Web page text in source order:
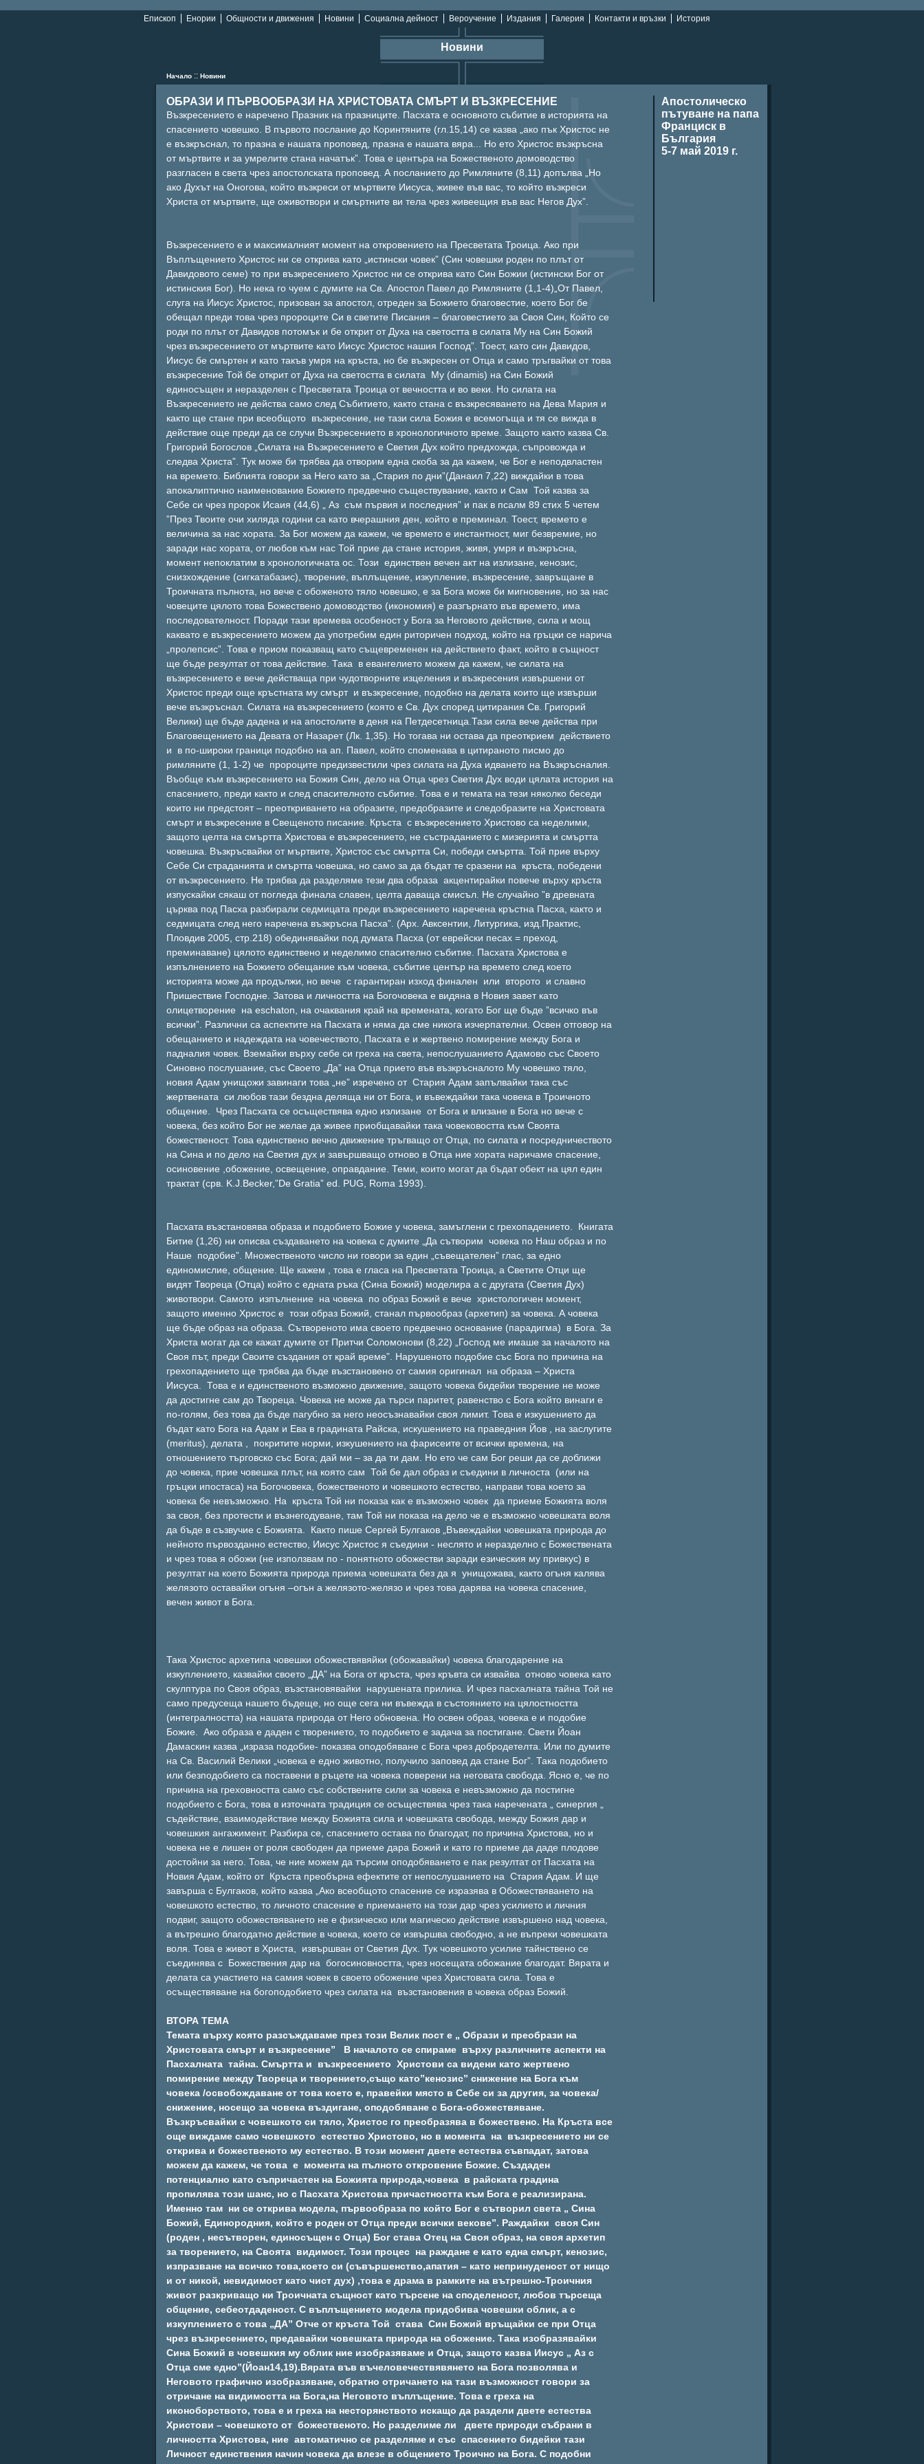
Епископ Енории Общности и движения Новини Социална дейност Вероучение Издания Галерия Контакти и връзки История
Новини
Начало :: Новини
Апостолическо
пътуване на папа
Франциск в
България
5-7 май 2019 г.
ОБРАЗИ И ПЪРВООБРАЗИ НА ХРИСТОВАТА СМЪРТ И ВЪЗКРЕСЕНИЕ
Възкресението е наречено Празник на празниците. Пасхата е основното събитие в историята на
спасението човешко. В първото послание до Коринтяните (гл.15,14) се казва „ако пък Христос не
е възкръснал, то празна е нашата проповед, празна е нашата вяра... Но ето Христос възкръсна
от мъртвите и за умрелите стана начатък”. Това е центъра на Божественото домоводство
разгласен в света чрез апостолската проповед. А посланието до Римляните (8,11) допълва „Но
ако Духът на Оногова, който възкреси от мъртвите Иисуса, живее във вас, то който възкреси
Христа от мъртвите, ще оживотвори и смъртните ви тела чрез живеещия във вас Негов Дух”.
Възкресението е и максималният момент на откровението на Пресветата Троица. Ако при
Въплъщението Христос ни се открива като „истински човек” (Син човешки роден по плът от
Давидовото семе) то при възкресението Христос ни се открива като Син Божии (истински Бог от
истинския Бог). Но нека го чуем с думите на Св. Апостол Павел до Римляните (1,1-4)„От Павел,
слуга на Иисус Христос, призован за апостол, отреден за Божието благовестие, което Бог бе
обещал преди това чрез пророците Си в светите Писания – благовестието за Своя Син, Който се
роди по плът от Давидов потомък и бе открит от Духа на светостта в силата Му на Син Божий
чрез възкресението от мъртвите като Иисус Христос нашия Господ”. Тоест, като син Давидов,
Иисус бе смъртен и като такъв умря на кръста, но бе възкресен от Отца и само тръгвайки от това
възкресение Той бе открит от Духа на светостта в силата Му (dinamis) на Син Божий
единосъщен и неразделен с Пресветата Троица от вечността и во веки. Но силата на
Възкресението не действа само след Събитието, както стана с възкресяването на Дева Мария и
както ще стане при всеобщото възкресение, не тази сила Божия е всемогъща и тя се вижда в
действие още преди да се случи Възкресението в хронологичното време. Защото както казва Св.
Григорий Богослов „Силата на Възкресението е Светия Дух който предхожда, съпровожда и
следва Христа”. Тук може би трябва да отворим една скоба за да кажем, че Бог е неподвластен
на времето. Библията говори за Него като за „Стария по дни”(Данаил 7,22) виждайки в това
апокалиптично наименование Божието предвечно съществувание, както и Сам Той казва за
Себе си чрез пророк Исаия (44,6) „ Аз съм първия и последния” и пак в псалм 89 стих 5 четем
”През Твоите очи хиляда години са като вчерашния ден, който е преминал. Тоест, времето е
величина за нас хората. За Бог можем да кажем, че времето е инстантност, миг безвремие, но
заради нас хората, от любов към нас Той прие да стане история, живя, умря и възкръсна,
момент непоклатим в хронологичната ос. Този единствен вечен акт на излизане, кенозис,
снизхождение (сигкатабазис), творение, въплъщение, изкупление, възкресение, завръщане в
Троичната пълнота, но вече с обоженото тяло човешко, е за Бога може би мигновение, но за нас
човеците цялото това Божествено домоводство (икономия) е разгърнато във времето, има
последователност. Поради тази времева особеност у Бога за Неговото действие, сила и мощ
каквато е възкресението можем да употребим един риторичен подход, който на гръцки се нарича
„пролепсис”. Това е приом показващ като същевременен на действието факт, който в същност
ще бъде резултат от това действие. Така в евангелието можем да кажем, че силата на
възкресението е вече действаща при чудотворните изцеления и възкресения извършени от
Христос преди още кръстната му смърт и възкресение, подобно на делата които ще извърши
вече възкръснал. Силата на възкресението (която е Св. Дух според цитирания Св. Григорий
Велики) ще бъде дадена и на апостолите в деня на Петдесетница.Тази сила вече действа при
Благовещението на Девата от Назарет (Лк. 1,35). Но тогава ни остава да преоткрием действието
и в по-широки граници подобно на ап. Павел, който споменава в цитираното писмо до
римляните (1, 1-2) че пророците предизвестили чрез силата на Духа идването на Възкръсналия.
Въобще към възкресението на Божия Син, дело на Отца чрез Светия Дух води цялата история на
спасението, преди както и след спасителното събитие. Това е и темата на тези няколко беседи
които ни предстоят – преоткриването на образите, предобразите и следобразите на Христовата
смърт и възкресение в Свещеното писание. Кръста с възкресението Христово са неделими,
защото целта на смъртта Христова е възкресението, не състраданието с мизерията и смъртта
човешка. Възкръсвайки от мъртвите, Христос със смъртта Си, победи смъртта. Той прие върху
Себе Си страданията и смъртта човешка, но само за да бъдат те сразени на кръста, победени
от възкресението. Не трябва да разделяме тези два образа акцентирайки повече върху кръста
изпускайки сякаш от погледа финала славен, целта даваща смисъл. Не случайно ”в древната
църква под Пасха разбирали седмицата преди възкресението наречена кръстна Пасха, както и
седмицата след него наречена възкръсна Пасха”. (Арх. Авксентии, Литургика, изд.Практис,
Пловдив 2005, стр.218) обединявайки под думата Пасха (от еврейски песах = преход,
преминаване) цялото единствено и неделимо спасително събитие. Пасхата Христова е
изпълнението на Божието обещание към човека, събитие център на времето след което
историята може да продължи, но вече с гарантиран изход финален или второто и славно
Пришествие Господне. Затова и личността на Богочовека е видяна в Новия завет като
олицетворение на eschaton, на очаквания край на времената, когато Бог ще бъде ”всичко във
всички”. Различни са аспектите на Пасхата и няма да сме никога изчерпателни. Освен отговор на
обещанието и надеждата на човечеството, Пасхата е и жертвено помирение между Бога и
падналия човек. Вземайки върху себе си греха на света, непослушанието Адамово със Своето
Синовно послушание, със Своето „Да” на Отца прието във възкръсналото Му човешко тяло,
новия Адам унищожи завинаги това „не” изречено от Стария Адам запълвайки така със
жертвената си любов тази бездна деляща ни от Бога, и въвеждайки така човека в Троичното
общение. Чрез Пасхата се осъществява едно излизане от Бога и влизане в Бога но вече с
човека, без който Бог не желае да живее приобщавайки така човековостта към Своята
божественост. Това единствено вечно движение тръгващо от Отца, по силата и посредничеството
на Сина и по дело на Светия дух и завършващо отново в Отца ние хората наричаме спасение,
осиновение ,обожение, освещение, оправдание. Теми, които могат да бъдат обект на цял един
трактат (срв. K.J.Becker,”De Gratia” ed. PUG, Roma 1993).
Пасхата възстановява образа и подобието Божие у човека, замъглени с грехопадението. Книгата
Битие (1,26) ни описва създаването на човека с думите „Да сътворим човека по Наш образ и по
Наше подобие”. Множественото число ни говори за един „съвещателен” глас, за едно
единомислие, общение. Ще кажем , това е гласа на Пресветата Троица, а Светите Отци ще
видят Твореца (Отца) който с едната ръка (Сина Божий) моделира а с другата (Светия Дух)
животвори. Самото изпълнение на човека по образ Божий е вече христологичен момент,
защото именно Христос е този образ Божий, станал първообраз (архетип) за човека. А човека
ще бъде образ на образа. Сътвореното има своето предвечно основание (парадигма) в Бога. За
Христа могат да се кажат думите от Притчи Соломонови (8,22) „Господ ме имаше за началото на
Своя път, преди Своите създания от край време”. Нарушеното подобие със Бога по причина на
грехопадението ще трябва да бъде възстановено от самия оригинал на образа – Христа
Иисуса. Това е и единственото възможно движение, защото човека бидейки творение не може
да достигне сам до Твореца. Човека не може да търси паритет, равенство с Бога който винаги е
по-голям, без това да бъде пагубно за него неосъзнавайки своя лимит. Това е изкушението да
бъдат като Бога на Адам и Ева в градината Райска, искушението на праведния Йов , на заслугите
(meritus), делата , покритите норми, изкушението на фарисеите от всички времена, на
отношението търговско със Бога; дай ми – за да ти дам. Но ето че сам Бог реши да се доближи
до човека, прие човешка плът, на която сам Той бе дал образ и съедини в личноста (или на
гръцки ипостаса) на Богочовека, божественото и човешкото естество, направи това което за
човека бе невъзможно. На кръста Той ни показа как е възможно човек да приеме Божията воля
за своя, без протести и възнегодуване, там Той ни показа на дело че е възможно човешката воля
да бъде в съзвучие с Божията. Както пише Сергей Булгаков „Въвеждайки човешката природа до
нейното първозданно естество, Иисус Христос я съедини - неслято и неразделно с Божествената
и чрез това я обожи (не използвам по - понятното обожестви заради езическия му привкус) в
резултат на което Божията природа приема човешката без да я унищожава, както огъня калява
желязото оставайки огъня –огън а желязото-желязо и чрез това дарява на човека спасение,
вечен живот в Бога.
Така Христос архетипа човешки обожествявяйки (обожавайки) човека благодарение на
изкуплението, казвайки своето „ДА” на Бога от кръста, чрез кръвта си извайва отново човека като
скулптура по Своя образ, възстановявайки нарушената прилика. И чрез пасхалната тайна Той не
само предусеща нашето бъдеще, но още сега ни въвежда в състоянието на цялостността
(интегралността) на нашата природа от Него обновена. Но освен образ, човека е и подобие
Божие. Ако образа е даден с творението, то подобието е задача за постигане. Свети Йоан
Дамаскин казва „израза подобие- показва оподобяване с Бога чрез добродетелта. Или по думите
на Св. Василий Велики „човека е едно животно, получило заповед да стане Бог”. Така подобието
или безподобието са поставени в ръцете на човека поверени на неговата свобода. Ясно е, че по
причина на греховността само със собствените сили за човека е невъзможно да постигне
подобието с Бога, това в източната традиция се осъществява чрез така наречената „ синергия „
съдействие, взаимодействие между Божията сила и човешката свобода, между Божия дар и
човешкия ангажимент. Разбира се, спасението остава по благодат, по причина Христова, но и
човека не е лишен от роля свободен да приеме дара Божий и като го приеме да даде плодове
достойни за него. Това, че ние можем да търсим оподобяването е пак резултат от Пасхата на
Новия Адам, който от Кръста преобърна ефектите от непослушанието на Стария Адам. И ще
завърша с Булгаков, който казва „Ако всеобщото спасение се изразява в Обожествяването на
човешкото естество, то личното спасение е приемането на този дар чрез усилието и личния
подвиг, защото обожествяването не е физическо или магическо действие извършено над човека,
а вътрешно благодатно действие в човека, което се извършва свободно, а не въпреки човешката
воля. Това е живот в Христа, извършван от Светия Дух. Тук човешкото усилие тайнствено се
съединява с Божествения дар на богосиновността, чрез носещата обожание благодат. Вярата и
делата са участието на самия човек в своето обожение чрез Христовата сила. Това е
осъществяване на богоподобието чрез силата на възстановения в човека образ Божий.
ВТОРА ТЕМА
Темата върху която разсъждаваме през този Велик пост е „ Образи и преобрази на Христовата смърт и възкресение” В началото се спираме върху различните аспекти на Пасхалната тайна. Смъртта и възкресението Христови са видени като жертвено помирение между Твореца и творението,също като”кенозис” снижение на Бога към човека /освобождаване от това което е, правейки място в Себе си за другия, за човека/ снижение, носещо за човека въздигане, оподобяване с Бога-обожествяване. Възкръсвайки с човешкото си тяло, Христос го преобразява в божествено. На Кръста все още виждаме само човешкото естество Христово, но в момента на възкресението ни се открива и божественото му естество. В този момент двете естества съвпадат, затова можем да кажем, че това е момента на пълното откровение Божие. Създаден потенциално като съпричастен на Божията природа,човека в райската градина пропилява този шанс, но с Пасхата Христова причастността към Бога е реализирана. Именно там ни се открива модела, първообраза по който Бог е сътворил света „ Сина Божий, Единородния, който е роден от Отца преди всички векове”. Раждайки своя Син (роден , несътворен, единосъщен с Отца) Бог става Отец на Своя образ, на своя архетип за творението, на Своята видимост. Този процес на раждане е като една смърт, кенозис, изпразване на всичко това,което си (съвършенство,апатия – като непринуденост от нищо и от никой, невидимост като чист дух) ,това е драма в рамките на вътрешно-Троичния живот разкриващо ни Троичната същност като търсене на споделеност, любов търсеща общение, себеотдаденост. С въплъщението модела придобива човешки облик, а с изкуплението с това „ДА” Отче от кръста Той става Син Божий връщайки се при Отца чрез възкресението, предавайки човешката природа на обожение. Така изобразявайки Сина Божий в човешкия му облик ние изобразяваме и Отца, защото казва Иисус „ Аз с Отца сме едно”(Йоан14,19).Вярата във въчеловечествявянето на Бога позволява и Неговото графично изобразяване, обратно отричането на тази възможност говори за отричане на видимостта на Бога,на Неговото въплъщение. Това е греха на иконоборството, това е и греха на несторянството искащо да раздели двете естества Христови – човешкото от божественото. Но разделиме ли двете природи събрани в личността Христова, ние автоматично се разделяме и със спасението бидейки тази Личност единствения начин човека да влезе в общението Троично на Бога. С подобни слова започва и догматичната конституция на Втория ватикански събор - Dei Verbum (n.2) “ Бог пожела с цялата Си доброта и премъдрост да открие и да се познае тайната на волята Му (срв. Еф.1:9), посредством която чрез Христос, въплътеното Слово а в Светия Дух хората получиха достъп до Отца и станаха участници в Божествената Му природа (тоест бяха „обожествени” б.автор) (срн Еф 2:18, 2Петър 1:4 ). Чрез това откровение дълбоката истина било за Бога, било за човешкото спасение, сияе за нас в Христа, Който е същевременно посредникът и пълнотата на цялото творение (срв. Мат. 11:27, Йоан 1:14 и17; 14-16;17: 1-3; 2 Кор. 3;16 и 4-6, Еф. 1: 3-14 ) Тайната на Троичността ни се открива в Христа като Тайна на любовта между трите лица. Любов, която се излива над човечеството приобщавайки го към Себе си чрез жертвата Христова,така че радостта от Пасхата трябва да бъде неимоверно по-голяма от тъгата по грехопадението,което не е трябвало да се случва. Разбира се,настоява Св. Исак Сирин, това, че Бог възприе нашата човешка природа, трябва да се разбира не само като акт на нейното възстановяване, като отговор на греха на човека, но преди всичко като акт на любов, като израз на Самата Божествена природа. Дори грехопадението да не се беше случило, Бог във своята безгранична любов, насочена към творението, пак щеше да направи избора да се отъждестви със Своето творение, като стане човек. Така погледнато Въплъщението на Христа постига повече от едно преобръщане на грехопадението, от едно възстановяване на човека в първоначалното му състояние в рая. Когато Бог става човек това поставя начало на същностно нов процес в историята на човечеството, а не просто едно завръщане към миналото изначално. Боговъплощението издига човека на ново равнище; последното състояние е по-висше от първото. Единствено в Иисус Христос виждаме да се разгръщат в пълнота възможностите на човешката природа. Христовото раждане по думите на Св. Василий Велики е: „Рожденият ден на целия човешки род” Христос е съвършения човек, съвършен не потенциално, както е бил Адам в неговата невинност преди грехопадението, а като напълно осъществено Божие „подобие”. Боговъплощението тогава не е просто унищожаване на последиците от първородния грях, а е съществен етап от осъществяването на богоподобието, което ще завърши със себеотдаването на Божия Син на Отца така както Бог Отец се себеотдава, раждайки своя Син от вечността чрез това персонифицирано отдаване, което е Св. Дух. И така още от първия момент на сътворението на човека по образ и подобие Божие, Въплъщението Христово виче по някакъв начин се е предполагало; защото ръката която твори е същата и която спасява, въздига падналото. Тя не би оставила сътвореното по своя образ и подобие на произвола на съдбата. В такъв случай истинската причина на Въплъщението се крие не в греховността на човека, а в човешката природа отпреди грехопадението като създадена по Божий образ и способна да се съедини с Бога, да участва в Неговото божествено естество , с една дума, способна да бъде обожествена. И само на втори план,защото човека исторически е грехопаднал, Боговъплъщението се превръща същевременно в процес на помирение на човека с Бога, превръща се в изкупление, което води към спасение, към теозис (по думите на Булгаков в книгата „Православие” изд.”Христо Ботев“София 1994,стр. 187). Макар и рядко да разглежда Въплъщението извън контекста на грехопадението (освен може би при Дънс Скот) запада разполага с термина “felix culpa” ( щастливата вина) по отношение греха на праотците. А Изтока със Св. Исак Сирин, ще каже риторично ,че „Въплъщението е най-радостното и благословено събитие, което е могло да се случи на човешкия род. Нима може тогава да бъде правилно да се припишe причината за това радостно събитие на нещо, което е можело да се случи и което наистина не е трябвало да се случи?” Затова вместо да се концентрираме върху греха, по-добре да помислим за това, че Бог ни е сътворил като достойни събеседници и получатели на Неговата любов, Негов образ и подобие с които да сподели живота Си. Така християнското послание за спасението може да се обобщи с думи като споделяне, солидарност, отъждествяване. Според учението за Света Троица,също както човек е истинска личност само когато споделя с другите, така и Бог не е само едно самотно пребиваващо, самодостатъчно лице а три Лица, които споделят един и същи живот в съвършенна и отворена към другите взаимна любов. По същия начин учението за Въплъщението (разбирай също изкуплението, смъртта и възкресението) е учение за споделянето и причастността. Свети Павел изразява това с метафората за богатството и бедността: „защото вие знаете милостта на Господа нашего Иисуса Христа, че Той бидейки богат, осиромаша заради вас, та да се обогатите вие чрез Неговата сиромашия” (2 Кор. 8:9). Богатството на Христос е вечната му слава, а бедността Му е Неговото пълно отъждествяване с нашето състояние на грехопадението. Христос споделя с нас смъртта, а ние споделяме Неговия живот. Свети Максим Изповедник пише:” Неизказано Безкрайният се ограничи, докато крайното се разшири до степен на безкрайното”. Христос ни дава възможността да споделим божествената слава на Отца, Той е връзката и мястото на срещата, понеже като човек Той е едно със нас, а като Бог той е едно с Отца. И така чрез Него и в Него ние сме едно с Бога и славата на Отца става наша слава. В Христа ние сме „охристовени” и така „обожествени”. Този който е Син Божий по природа направи нас синове Божий по благодат, в Него ние сме „осиновени” от Отца. Така , ако Божия Син е образ и подобие на Отца същностно еднакъв с Него като роден от Него, то ние сме образи по благодат, осиновени бидейки все пак творения. Разбирането за спасението като споделяне и отъждествяване с човека предполага приемането от Христа на цялата човешка същност. Христос ни спасява именно защото Сам става това, което сме ние. Той ни лекува,като приема в Себе Си нашата разпаднала се човешка природа, като я възприема за Своя собствена, като навлиза в нашия човешки опит и го опознава отвътре. Но ако споделянето на човешката природа от Христос беше някак непълно, тогава и спасението на човека щеше да бъде непълно, затова и Христос възприе човешкото естество в състоянието му не преди, а след грехопадението. В посланието си до евреите (4:15) св. Павел настоява „Ние имаме не такъв Първосвещеник, Който не би могъл да ни съчувства в нашите немощи, а Такъв, Който е изкушен като нас във всичко, освен в грях” Знаем, че греха няма онтологична стойност, той не е част от същността човешка, но плод на негово решение исторически навлязъл в света. Христос живее своя земен живот в условията на грехопадението. Самия Той е безгрешен, но споделя състоянието на падение на човека, като приема напълно последиците от греха на Адам. Той приема напълно не само физическите последици като умора, телесна болка и на края отделяне на душата от тялото при смъртта. Но също и нравствените последствия като самота, отчуждение, вътрешна борба, изкушения. Свети Павел отива дори по-далече, казвайки ”Защото Оногова който не знаеше грях, Той за нас Го грях направи (или “с грях натовари” според новото издание на Новия Завет), та да станем чрез Него праведни пред Бога” ( 2 Кор. 5:21) . Това не трябва да се мисли като някакво юридическо действие, при което на Христос, Сам невинен „ някак си „ се „ вменява” нашата вина по външен начин. Случилото се е много повече от това. Христос ни спасява като преживява отвътре като еди от нас (макар и без вина виновен) всичко, което ние страдаме вътрешно, живеейки в един